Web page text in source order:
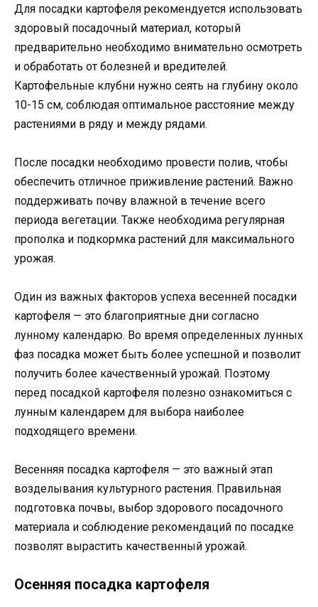
Для посадки картофеля рекомендуется использовать
здоровый посадочный материал, который
предварительно необходимо внимательно осмотреть
и обработать от болезней и вредителей.
Картофельные клубни нужно сеять на глубину около
10-15 см, соблюдая оптимальное расстояние между
растениями в ряду и между рядами.
После посадки необходимо провести полив, чтобы
обеспечить отличное приживление растений. Важно
поддерживать почву влажной в течение всего
периода вегетации. Также необходима регулярная
прополка и подкормка растений для максимального
урожая.
Один из важных факторов успеха весенней посадки
картофеля — это благоприятные дни согласно
лунному календарю. Во время определенных лунных
фаз посадка может быть более успешной и позволит
получить более качественный урожай. Поэтому
перед посадкой картофеля полезно ознакомиться с
лунным календарем для выбора наиболее
подходящего времени.
Весенняя посадка картофеля — это важный этап
возделывания культурного растения. Правильная
подготовка почвы, выбор здорового посадочного
материала и соблюдение рекомендаций по посадке
позволят вырастить качественный урожай.
Осенняя посадка картофеля